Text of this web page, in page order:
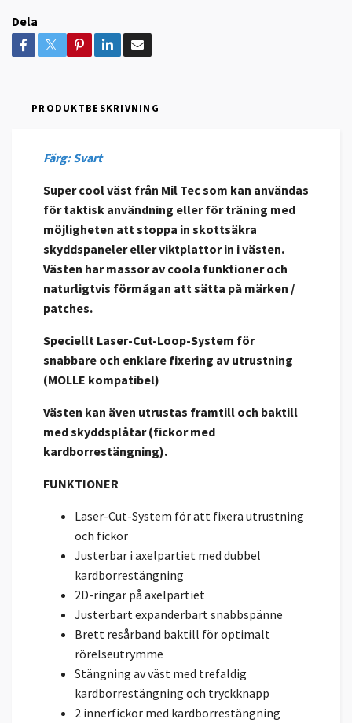
Dela
PRODUKTBESKRIVNING
Färg: Svart
Super cool väst från Mil Tec som kan användas
för taktisk användning eller för träning med
möjligheten att stoppa in skottsäkra
skyddspaneler eller viktplattor in i västen.
Västen har massor av coola funktioner och
naturligtvis förmågan att sätta på märken /
patches.
Speciellt Laser-Cut-Loop-System för
snabbare och enklare fixering av utrustning
(MOLLE kompatibel)
Västen kan även utrustas framtill och baktill
med skyddsplåtar (fickor med
kardborrestängning).
FUNKTIONER
Laser-Cut-System för att fixera utrustning
och fickor
Justerbar i axelpartiet med dubbel
kardborrestängning
2D-ringar på axelpartiet
Justerbart expanderbart snabbspänne
Brett resårband baktill för optimalt
rörelseutrymme
Stängning av väst med trefaldig
kardborrestängning och tryckknapp
2 innerfickor med kardborrestängning